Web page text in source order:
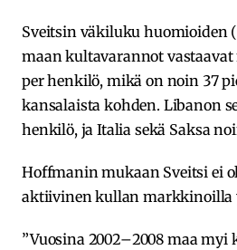
Sveitsin väkiluku huomioiden
maan kultavarannot
per henkilö, mikä on noin 37
kansalaista kohden. Libanon
henkilö, ja Italia sekä Saksa
Hoffmanin mukaan Sveitsi ei
aktiivinen kullan markkinoilla
”Vuosina 2002–2008 maa